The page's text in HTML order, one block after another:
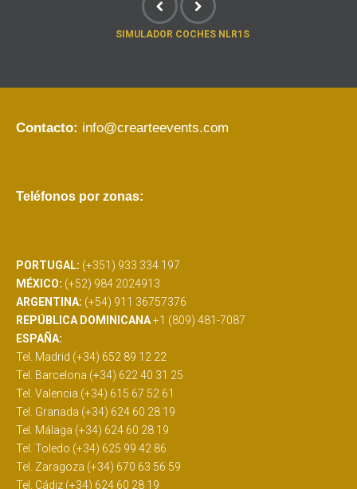
SIMULADOR COCHES NLR1S
Contacto: info@crearteevents.com
Teléfonos por zonas:
PORTUGAL: (+351) 933 334 197
MÉXICO: (+52) 984 2024913
ARGENTINA: (+54) 911 36757376
REPÚBLICA DOMINICANA+1 (809) 481-7087
ESPAÑA:
Tel. Madrid (+34) 652 89 12 22
Tel. Barcelona (+34) 622 40 31 25
Tel. Valencia (+34) 615 67 52 61
Tel. Granada (+34) 624 60 28 19
Tel. Málaga (+34) 624 60 28 19
Tel. Toledo (+34) 625 99 42 86
Tel. Zaragoza (+34) 670 63 56 59
Tel. Cádiz (+34) 624 60 28 19